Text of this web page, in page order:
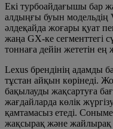
Екі турбоайдағышы бар
алдыңғы буын модельдің
әлдеқайда жоғары қуат
жаңа GX-ке сегменттегі
тоннаға дейін жететін
Lexus брендінің адамды
тұстан айқын көрінеді.
бақылауды жақсартуға
жағдайларда көлік
қамтамасыз етеді.
жақсырақ және жайлырақ